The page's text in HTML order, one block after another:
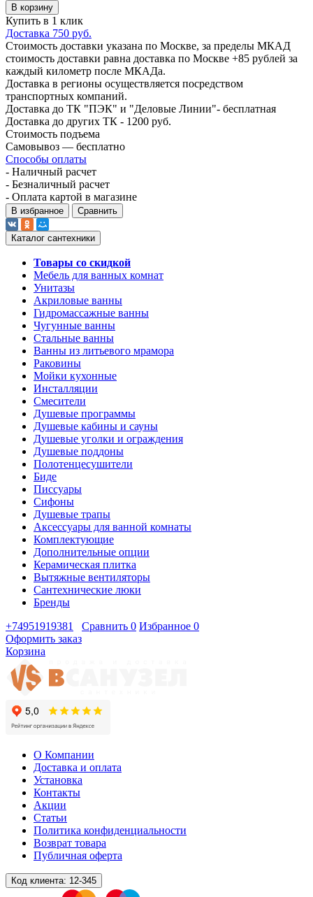
В корзину
Купить в 1 клик
Доставка 750 руб.
Стоимость доставки указана по Москве, за пределы МКАД
стоимость доставки равна доставка по Москве +85 рублей за
каждый километр после МКАДа.
Доставка в регионы осуществляется посредством
транспортных компаний.
Доставка до ТК "ПЭК" и "Деловые Линии"- бесплатная
Доставка до других ТК - 1200 руб.
Стоимость подъема
Самовывоз — бесплатно
Способы оплаты
- Наличный расчет
- Безналичный расчет
- Оплата картой в магазине
В избранное Сравнить
Каталог сантехники
Товары со скидкой
Мебель для ванных комнат
Унитазы
Акриловые ванны
Гидромассажные ванны
Чугунные ванны
Стальные ванны
Ванны из литьевого мрамора
Раковины
Мойки кухонные
Инсталляции
Смесители
Душевые программы
Душевые кабины и сауны
Душевые уголки и ограждения
Душевые поддоны
Полотенцесушители
Биде
Писсуары
Сифоны
Душевые трапы
Аксессуары для ванной комнаты
Комплектующие
Дополнительные опции
Керамическая плитка
Вытяжные вентиляторы
Сантехнические люки
Бренды
+74951919381
Сравнить 0 Избранное 0
Оформить заказ
Корзина
О Компании
Доставка и оплата
Установка
Контакты
Акции
Статьи
Политика конфиденциальности
Возврат товара
Публичная оферта
Код клиента: 12-345